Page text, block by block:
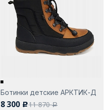
Ботинки детские АРКТИК-Д
8 300 c11 870a